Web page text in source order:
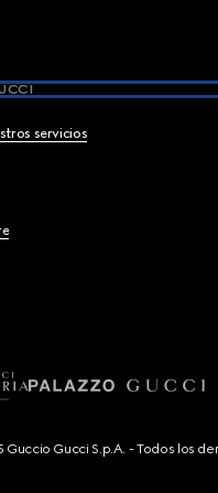
servicios
Gucci S.p.A. - Todos los